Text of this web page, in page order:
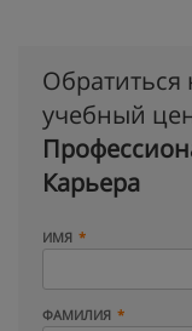
Обратиться
учебный
Карьера
ИМЯ
ФАМИЛИЯ